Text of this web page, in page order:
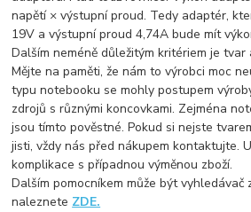
napětí × výstupní proud. Tedy adaptér,
19V a výstupní proud 4,74A bude mít
Dalším neméně důležitým kritériem je tvar
Mějte na paměti, že nám to výrobci moc
typu notebooku se mohly postupem
zdrojů s různými koncovkami. Zejména
jsou tímto pověstné. Pokud si nejste
jisti, vždy nás před nákupem kontaktujte.
komplikace s případnou výměnou zboží.
Dalším pomocníkem může být vyhledávač
naleznete ZDE.